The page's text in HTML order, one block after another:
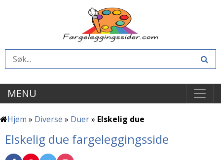
MENU
Hjem » Diverse » Duer» Elskelig due
Elskelig due fargeleggingsside